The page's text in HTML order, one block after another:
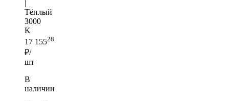
|
Тёплый
3000
K
17 15528
₽/
шт
В
наличии